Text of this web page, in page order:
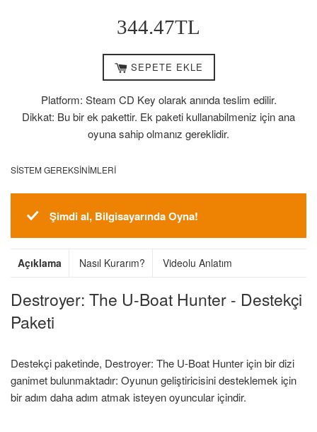
Normal
Fiyat
344.47TL
SEPETE EKLE
Platform: Steam CD Key olarak anında teslim edilir.
Dikkat: Bu bir ek pakettir. Ek paketi kullanabilmeniz için ana
oyuna sahip olmanız gereklidir.
SISTEM GEREKSINIMLERI
Şimdi al, Bilgisayarında Oyna!
Açıklama Nasıl Kurarım? Videolu Anlatım
Destroyer: The U-Boat Hunter - Destekçi
Paketi
Destekçi paketinde, Destroyer: The U-Boat Hunter için bir dizi
ganimet bulunmaktadır: Oyunun geliştiricisini desteklemek için
bir adım daha adım atmak isteyen oyuncular içindir.